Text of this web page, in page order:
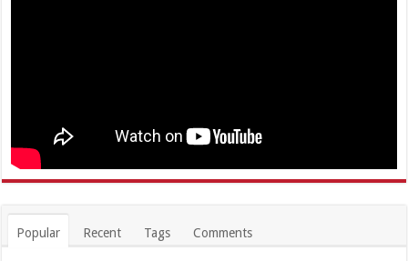
Popular Recent Tags Comments